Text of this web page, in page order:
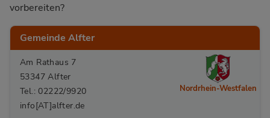
vorbereiten?
Gemeinde Alfter
Am Rathaus 7
53347 Alfter
Tel.: 02222/9920
info[AT]alfter.de
Nordrhein-Westfalen